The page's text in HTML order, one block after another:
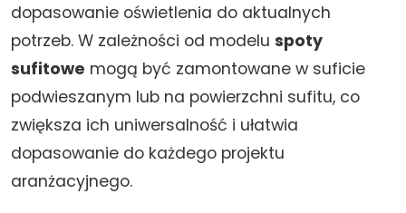
dopasowanie oświetlenia do aktualnych
potrzeb. W zależności od modelu spoty
sufitowe mogą być zamontowane w suficie
podwieszanym lub na powierzchni sufitu, co
zwiększa ich uniwersalność i ułatwia
dopasowanie do każdego projektu
aranżacyjnego.